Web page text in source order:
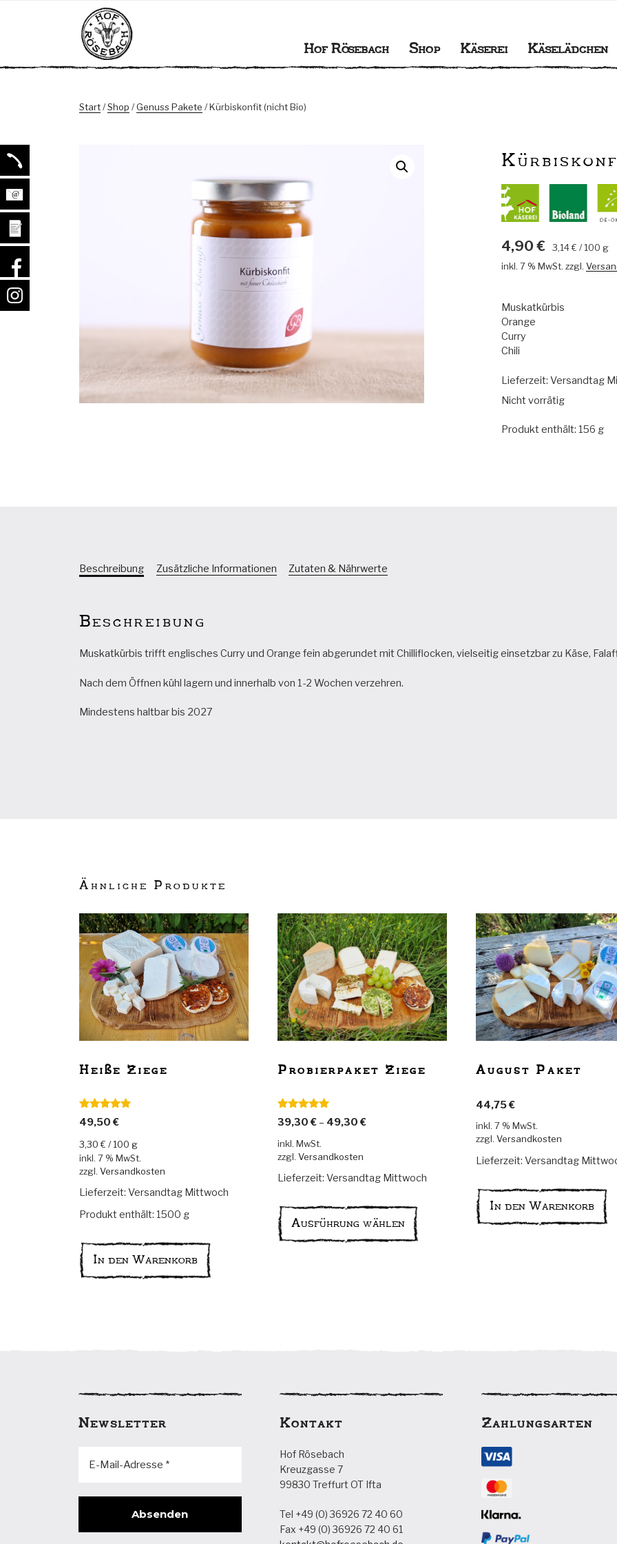
Hof Rösebach Shop Käserei Käselädchen
Start/Shop /Genuss Pakete / Kürbiskonfit (nicht Bio)
4,90 € 3,14€ /100 g
inkl. 7 % MwSt. zzgl.
Muskatkürbis
Orange
Curry
Chili
Lieferzeit: Versandtag
Nicht vorrätig
Produkt enthält: 156 g
Beschreibung Zusätzliche Informationen Zutaten & Nährwerte
Beschreibung
Muskatkürbis trifft englisches Curry und Orange fein abgerundet mit Chilliflocken, vielseitig einsetzbar zu Käse,
Nach dem Öffnen kühl lagern und innerhalb von 1-2 Wochen verzehren.
Mindestens haltbar bis 2027
Ähnliche Produkte
Heiße Ziege
Bewertet mit
5.00von 5
49,50€
3,30€ /100 g
inkl. 7 % MwSt.
zzgl.Versandkosten
Lieferzeit:Versandtag Mittwoch
Produkt enthält: 1500 g
In den Warenkorb
Probierpaket Ziege
Bewertet mit
5.00von 5
39,30€– 49,30€
inkl. MwSt.
zzgl.Versandkosten
Lieferzeit:Versandtag Mittwoch
Ausführung wählen
August Paket
44,75€
inkl. 7 % MwSt.
zzgl. Versandkosten
Lieferzeit: Versandtag
In den Warenkorb
Newsletter Kontakt
Hof Rösebach
Kreuzgasse 7
99830 Treffurt OT Ifta
Tel +49 (0) 36926 72 40 60
Fax +49 (0) 36926 72 40 61
Zahlungsarten